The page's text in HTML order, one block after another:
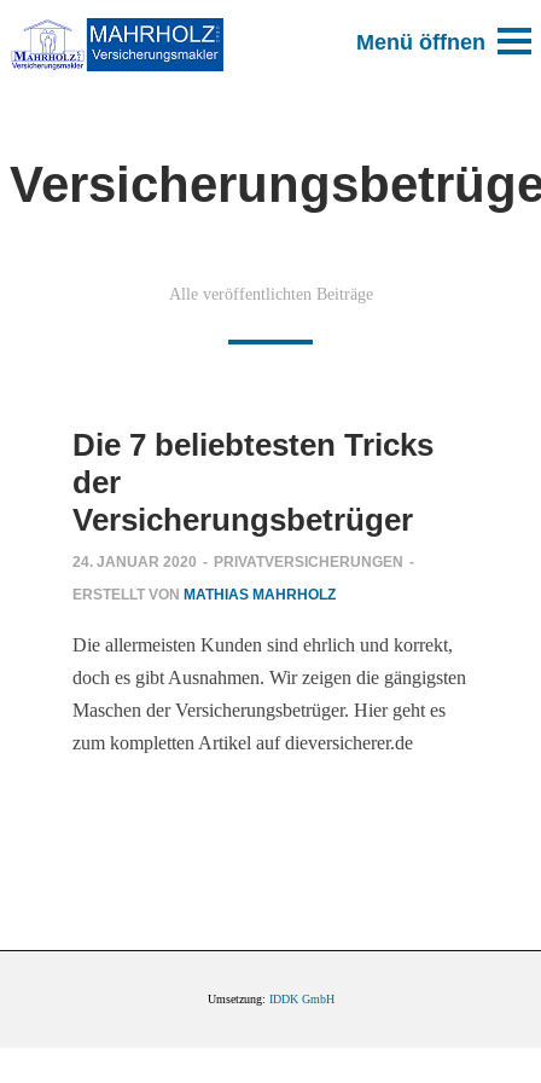
Alle veröffentlichten Beiträge
Die 7 beliebtesten Tricks
der
Versicherungsbetrüger
24. JANUAR 2020 - PRIVATVERSICHERUNGEN -
ERSTELLT VON MATHIAS MAHRHOLZ
Die allermeisten Kunden sind ehrlich und korrekt,
doch es gibt Ausnahmen. Wir zeigen die gängigsten
Maschen der Versicherungsbetrüger. Hier geht es
zum kompletten Artikel auf dieversicherer.de
Umsetzung: IDDK GmbH